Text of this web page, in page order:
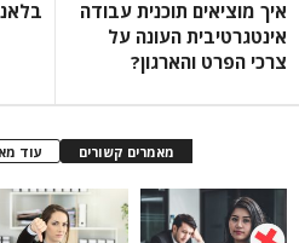
תוכנית עבודה
העונה על
בלאנצ'רד ישראל
עוד מאותו הכותב